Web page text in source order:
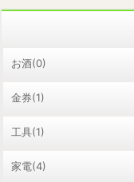
お酒(0)
金券(1)
工具(1)
家電(4)